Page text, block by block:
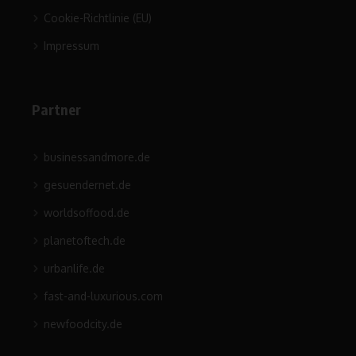
Cookie-Richtlinie (EU)
Impressum
Partner
businessandmore.de
gesuendernet.de
worldsoffood.de
planetoftech.de
urbanlife.de
fast-and-luxurious.com
newfoodcity.de